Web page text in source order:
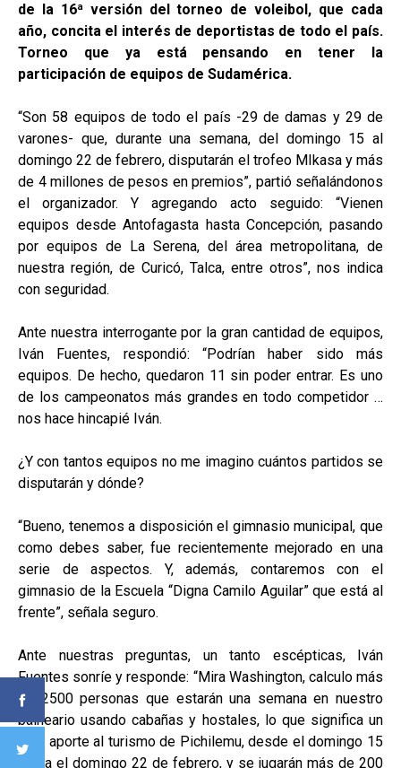
de la 16ª versión del torneo de voleibol, que cada
año, concita el interés de deportistas de todo el país.
Torneo que ya está pensando en tener la
participación de equipos de Sudamérica.
“Son 58 equipos de todo el país -29 de damas y 29 de
varones- que, durante una semana, del domingo 15 al
domingo 22 de febrero, disputarán el trofeo MIkasa y más
de 4 millones de pesos en premios”, partió señalándonos
el organizador. Y agregando acto seguido: “Vienen
equipos desde Antofagasta hasta Concepción, pasando
por equipos de La Serena, del área metropolitana, de
nuestra región, de Curicó, Talca, entre otros”, nos indica
con seguridad.
Ante nuestra interrogante por la gran cantidad de equipos,
Iván Fuentes, respondió: “Podrían haber sido más
equipos. De hecho, quedaron 11 sin poder entrar. Es uno
de los campeonatos más grandes en todo competidor …
nos hace hincapié Iván.
¿Y con tantos equipos no me imagino cuántos partidos se
disputarán y dónde?
“Bueno, tenemos a disposición el gimnasio municipal, que
como debes saber, fue recientemente mejorado en una
serie de aspectos. Y, además, contaremos con el
gimnasio de la Escuela “Digna Camilo Aguilar” que está al
frente”, señala seguro.
Ante nuestras preguntas, un tanto escépticas, Iván
Fuentes sonríe y responde: “Mira Washington, calculo más
de 2500 personas que estarán una semana en nuestro
balneario usando cabañas y hostales, lo que significa un
gran aporte al turismo de Pichilemu, desde el domingo 15
hasta el domingo 22 de febrero, y se jugarán más de 200